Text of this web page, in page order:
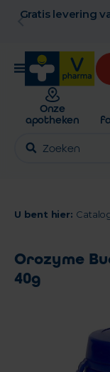
Gratis levering
Onze
apotheken
U bent hier:
Orozyme
40g